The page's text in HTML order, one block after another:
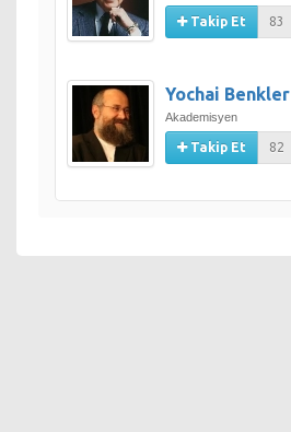
Takip Et 83
Yochai Benkler
Akademisyen
Takip Et 82